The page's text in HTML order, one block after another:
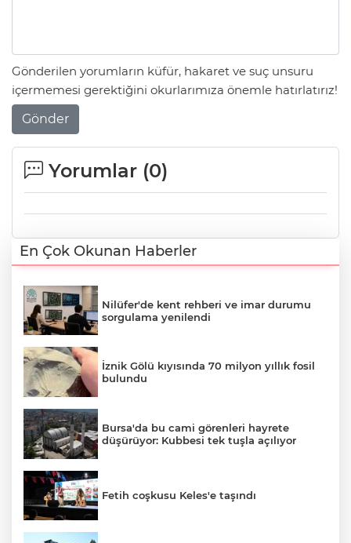
Gönderilen yorumların küfür, hakaret ve suç unsuru
içermemesi gerektiğini okurlarımıza önemle hatırlatırız!
Gönder
Yorumlar (0)
En Çok Okunan Haberler
Nilüfer'de kent rehberi ve imar durumu
sorgulama yenilendi
İznik Gölü kıyısında 70 milyon yıllık fosil
bulundu
Bursa'da bu cami görenleri hayrete
düşürüyor: Kubbesi tek tuşla açılıyor
Fetih coşkusu Keles'e taşındı